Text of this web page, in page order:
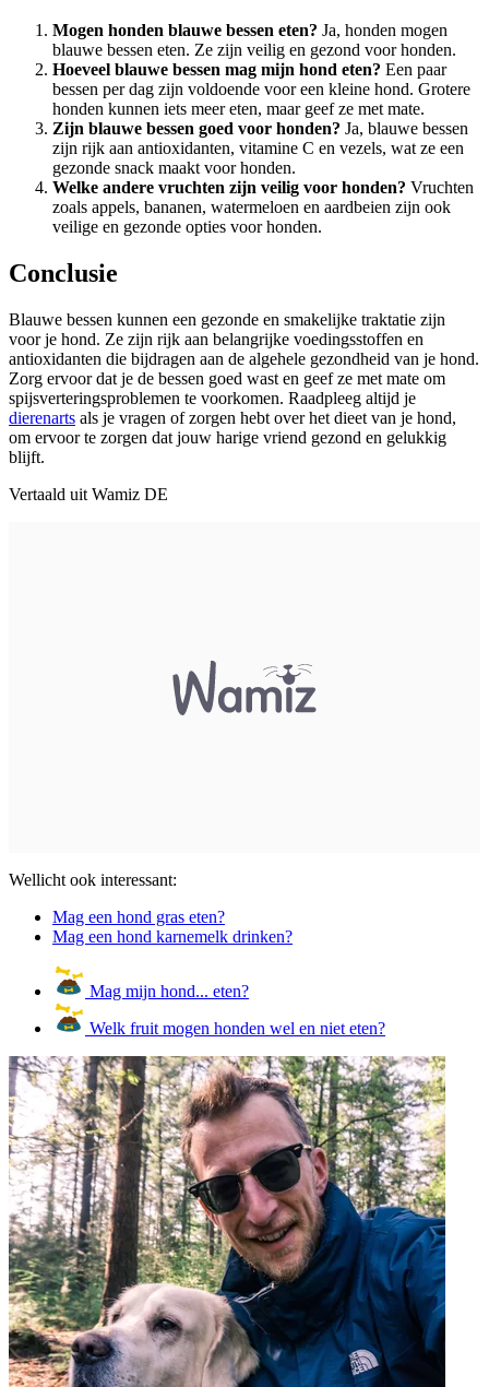
Mogen honden blauwe bessen eten? Ja, honden mogen
blauwe bessen eten. Ze zijn veilig en gezond voor honden.
Hoeveel blauwe bessen mag mijn hond eten? Een paar
bessen per dag zijn voldoende voor een kleine hond. Grotere
honden kunnen iets meer eten, maar geef ze met mate.
Zijn blauwe bessen goed voor honden? Ja, blauwe bessen
zijn rijk aan antioxidanten, vitamine C en vezels, wat ze een
gezonde snack maakt voor honden.
Welke andere vruchten zijn veilig voor honden? Vruchten
zoals appels, bananen, watermeloen en aardbeien zijn ook
veilige en gezonde opties voor honden.
Conclusie
Blauwe bessen kunnen een gezonde en smakelijke traktatie zijn
voor je hond. Ze zijn rijk aan belangrijke voedingsstoffen en
antioxidanten die bijdragen aan de algehele gezondheid van je hond.
Zorg ervoor dat je de bessen goed wast en geef ze met mate om
spijsverteringsproblemen te voorkomen. Raadpleeg altijd je
dierenarts als je vragen of zorgen hebt over het dieet van je hond,
om ervoor te zorgen dat jouw harige vriend gezond en gelukkig
blijft.
Vertaald uit Wamiz DE
Wellicht ook interessant:
Mag een hond gras eten?
Mag een hond karnemelk drinken?
Mag mijn hond... eten?
Welk fruit mogen honden wel en niet eten?